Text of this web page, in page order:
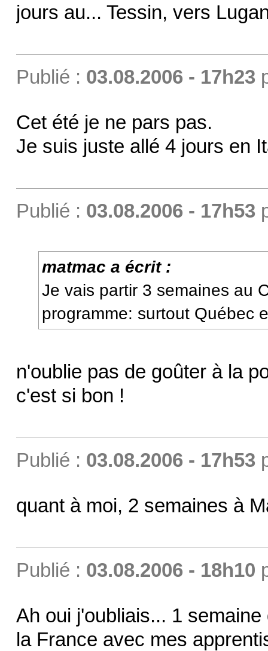
jours au... Tessin, vers
Publié : 03.08.2006 - 17h23
Cet été je ne pars pas.
Je suis juste allé 4 jours en
Publié : 03.08.2006 - 17h53
matmac a écrit :
Je vais partir 3 semaines au
programme: surtout Québec
n'oublie pas de goûter à la
c'est si bon !
Publié : 03.08.2006 - 17h53
quant à moi, 2 semaines à
Publié : 03.08.2006 - 18h10
Ah oui j'oubliais... 1
la France avec mes